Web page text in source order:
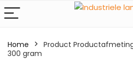
Home Product
300 gram